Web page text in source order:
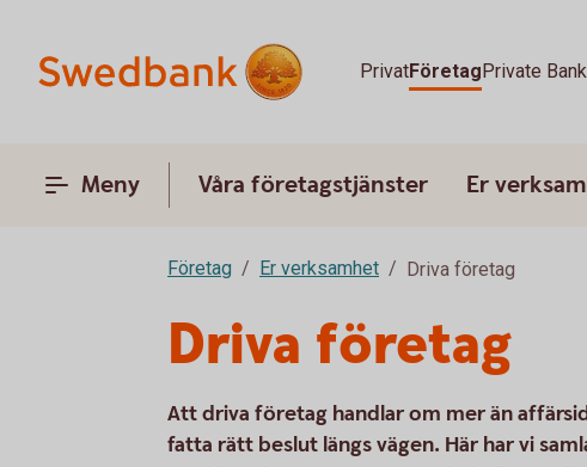
PrivatFöretagPrivate
Meny Våra företagstjänster Er
Företag Er verksamhet Driva företag
Driva företag
Att driva företag handlar om mer än
fatta rätt beslut längs vägen. Här har vi